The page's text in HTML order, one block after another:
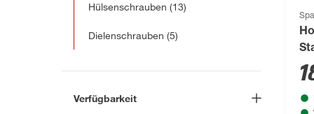
Hülsenschrauben (13)
Dielenschrauben (5)
Verfügbarkeit
16